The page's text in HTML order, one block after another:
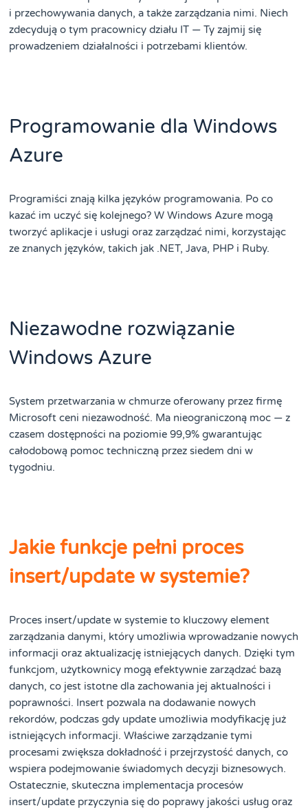
i przechowywania danych, a także zarządzania nimi. Niech
zdecydują o tym pracownicy działu IT — Ty zajmij się
prowadzeniem działalności i potrzebami klientów.
Programowanie dla Windows
Azure
Programiści znają kilka języków programowania. Po co
kazać im uczyć się kolejnego? W Windows Azure mogą
tworzyć aplikacje i usługi oraz zarządzać nimi, korzystając
ze znanych języków, takich jak .NET, Java, PHP i Ruby.
Niezawodne rozwiązanie
Windows Azure
System przetwarzania w chmurze oferowany przez firmę
Microsoft ceni niezawodność. Ma nieograniczoną moc — z
czasem dostępności na poziomie 99,9% gwarantując
całodobową pomoc techniczną przez siedem dni w
tygodniu.
Jakie funkcje pełni proces
insert/update w systemie?
Proces insert/update w systemie to kluczowy element
zarządzania danymi, który umożliwia wprowadzanie nowych
informacji oraz aktualizację istniejących danych. Dzięki tym
funkcjom, użytkownicy mogą efektywnie zarządzać bazą
danych, co jest istotne dla zachowania jej aktualności i
poprawności. Insert pozwala na dodawanie nowych
rekordów, podczas gdy update umożliwia modyfikację już
istniejących informacji. Właściwe zarządzanie tymi
procesami zwiększa dokładność i przejrzystość danych, co
wspiera podejmowanie świadomych decyzji biznesowych.
Ostatecznie, skuteczna implementacja procesów
insert/update przyczynia się do poprawy jakości usług oraz